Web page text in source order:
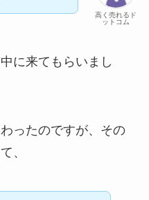
高く売れるド
ットコム
に来てもらいまし
ったのですが、その
、